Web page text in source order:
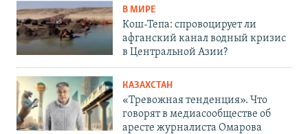
В МИРЕ
Кош-Тепа: спровоцирует ли
афганский канал водный кризис
в Центральной Азии?
КАЗАХСТАН
«Тревожная тенденция». Что
говорят в медиасообществе об
аресте журналиста Омарова